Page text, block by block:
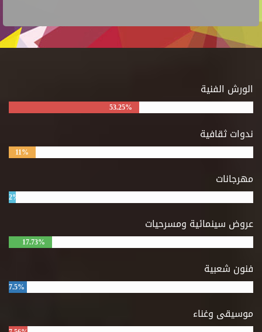
الورش الفنية
53.25%
ندوات ثقافية
11%
مهرجانات
2%
عروض سينمائية ومسرحيات
17.73%
فنون شعبية
7.5%
موسيقى وغناء